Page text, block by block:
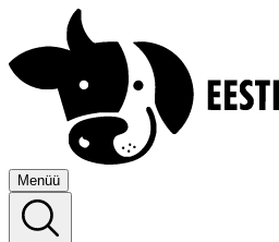
Menüü